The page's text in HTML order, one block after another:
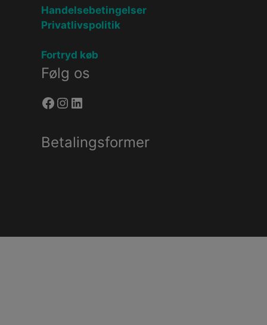
Handelsebetingelser
Privatlivspolitik
Fortryd køb
Følg os
Facebook
Instagram
LinkedIn
Betalingsformer